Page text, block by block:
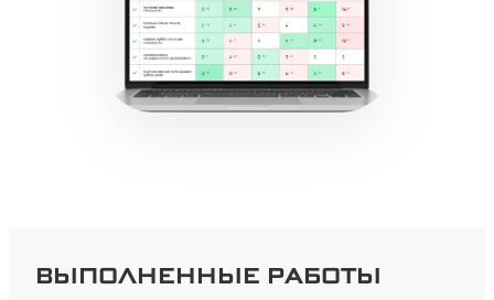
ВЫПОЛНЕННЫЕ РАБОТЫ